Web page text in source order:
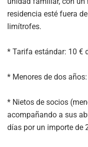
residencia esté fuera
limítrofes.
* Tarifa estándar: 10 €
* Menores de dos
* Nietos de socios
acompañando a sus
días por un importe de